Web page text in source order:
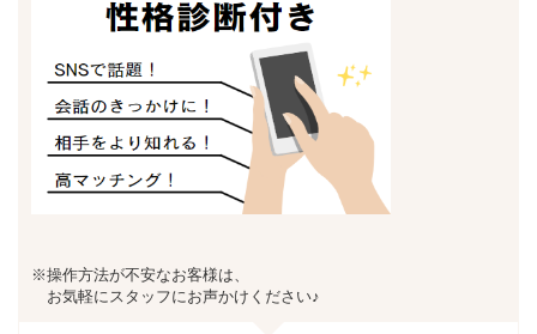
※操作方法が不安なお客様は、
お気軽にスタッフにお声かけください♪